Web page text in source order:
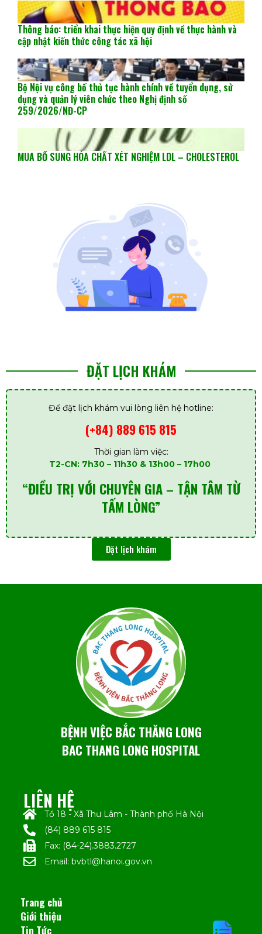
Thông báo: triển khai thực hiện quy định về thực hành và
cập nhật kiến thức công tác xã hội
Bộ Nội vụ công bố thủ tục hành chính về tuyển dụng, sử
dụng và quản lý viên chức theo Nghị định số
259/2026/NĐ-CP
MUA BỔ SUNG HÓA CHẤT XÉT NGHIỆM LDL – CHOLESTEROL
ĐẶT LỊCH KHÁM
Để đặt lịch khám vui lòng liên hệ hotline:
(+84) 889 615 815
Thời gian làm việc:
T2-CN: 7h30 – 11h30 & 13h00 – 17h00
“ĐIỀU TRỊ VỚI CHUYÊN GIA – TẬN TÂM TỪ
TẤM LÒNG”
Đặt lịch khám
BỆNH VIỆC BẮC THĂNG LONG
BAC THANG LONG HOSPITAL
LIÊN HỆ
Tổ 18 - Xã Thư Lâm - Thành phố Hà Nội
(84) 889 615 815
Fax: (84-24).3883.2727
Email: bvbtl@hanoi.gov.vn
Trang chủ
Giới thiệu
Tin Tức